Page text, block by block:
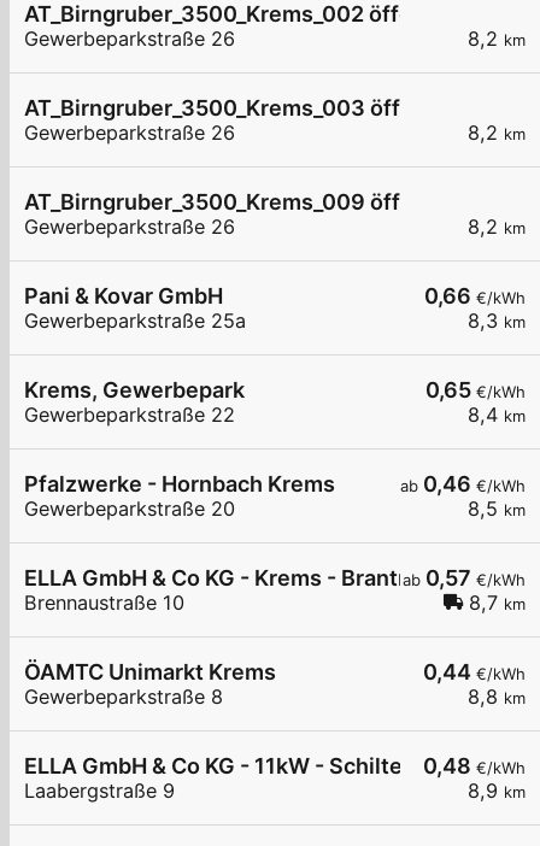
8,2 km
AT_Birngruber_3500_Krems_002 öffentlich
Gewerbeparkstraße 26
8,2 km
AT_Birngruber_3500_Krems_003 öffentlich
Gewerbeparkstraße 26
8,2 km
AT_Birngruber_3500_Krems_009 öffentlich
Gewerbeparkstraße 26
0,66 €/kWh
8,3 km
Pani & Kovar GmbH
Gewerbeparkstraße 25a
0,65 €/kWh
8,4 km
Krems, Gewerbepark
Gewerbeparkstraße 22
ab 0,46 €/kWh
8,5 km
Pfalzwerke - Hornbach Krems
Gewerbeparkstraße 20
ab 0,57 €/kWh
8,7 km
ELLA GmbH & Co KG - Krems - Brantner GmbH
Brennaustraße 10
0,44 €/kWh
8,8 km
ÖAMTC Unimarkt Krems
Gewerbeparkstraße 8
0,48 €/kWh
8,9 km
ELLA GmbH & Co KG - 11kW - Schiltern -
Laabergstraße 9